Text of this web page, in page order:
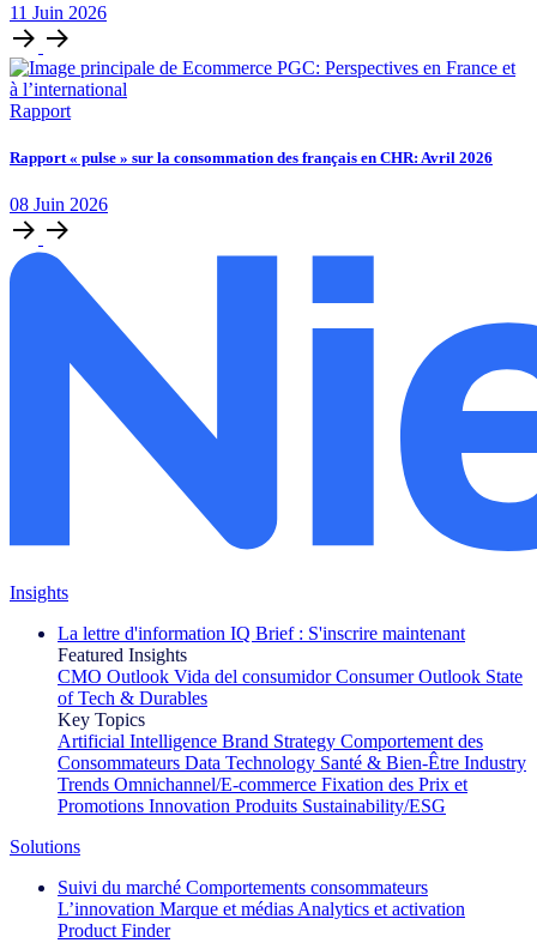
11 Juin 2026
Rapport
Rapport « pulse » sur la consommation des français en CHR: Avril 2026
08 Juin 2026
Insights
La lettre d'information IQ Brief : S'inscrire maintenant
Featured Insights
CMO Outlook Vida del consumidor Consumer Outlook State
of Tech & Durables
Key Topics
Artificial Intelligence Brand Strategy Comportement des
Consommateurs Data Technology Santé & Bien-Être Industry
Trends Omnichannel/E-commerce Fixation des Prix et
Promotions Innovation Produits Sustainability/ESG
Solutions
Suivi du marché Comportements consommateurs
L’innovation Marque et médias Analytics et activation
Product Finder